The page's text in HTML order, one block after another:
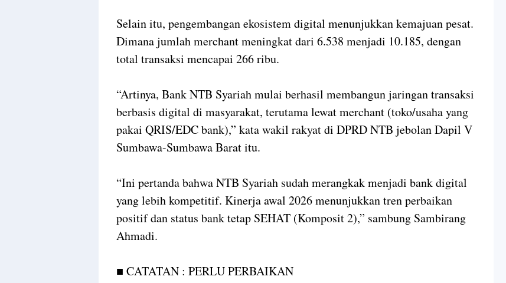
Selain itu, pengembangan ekosistem digital menunjukkan kemajuan pesat.
Dimana jumlah merchant meningkat dari 6.538 menjadi 10.185, dengan
total transaksi mencapai 266 ribu.
“Artinya, Bank NTB Syariah mulai berhasil membangun jaringan transaksi
berbasis digital di masyarakat, terutama lewat merchant (toko/usaha yang
pakai QRIS/EDC bank),” kata wakil rakyat di DPRD NTB jebolan Dapil V
Sumbawa-Sumbawa Barat itu.
“Ini pertanda bahwa NTB Syariah sudah merangkak menjadi bank digital
yang lebih kompetitif. Kinerja awal 2026 menunjukkan tren perbaikan
positif dan status bank tetap SEHAT (Komposit 2),” sambung Sambirang
Ahmadi.
■ CATATAN : PERLU PERBAIKAN